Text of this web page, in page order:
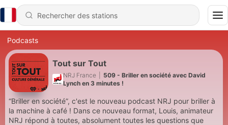
Podcasts
Tout sur Tout
NRJ France
509 - Briller en société avec David
Lynch en 3 minutes !
“Briller en société”, c'est le nouveau podcast NRJ pour briller à
la machine à café ! Dans ce nouveau format, Louis, animateur
NRJ répond à toutes, absolument toutes les questions que